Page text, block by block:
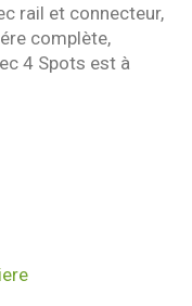
rail et connecteur,
complète,
4 Spots est à